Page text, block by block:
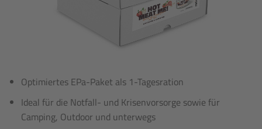
Optimiertes EPa-Paket als 1-Tagesration
Ideal für die Notfall- und Krisenvorsorge sowie für
Camping, Outdoor und unterwegs